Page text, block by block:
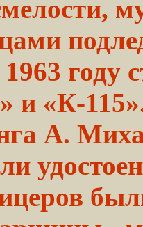
году
и «К-
А.